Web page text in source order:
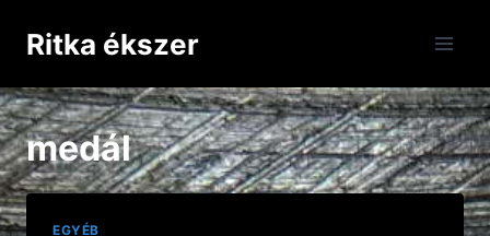
Ritka ékszer
medál
EGYÉB